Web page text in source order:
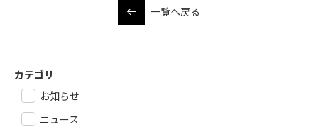
一覧へ戻る
カテゴリ
お知らせ
ニュース